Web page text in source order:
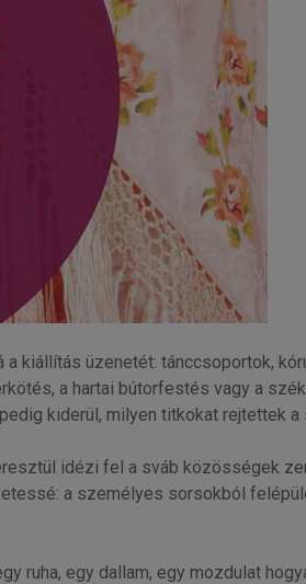
kiállítás üzenetét: tánccsoportok,
a hartai bútorfestés vagy a
kiderül, milyen titkokat rejtettek
idézi fel a sváb közösségek
a személyes sorsokból
ruha, egy dallam, egy mozdulat